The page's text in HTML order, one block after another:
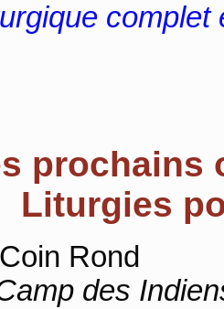
prochains
Liturgies
Rond
des